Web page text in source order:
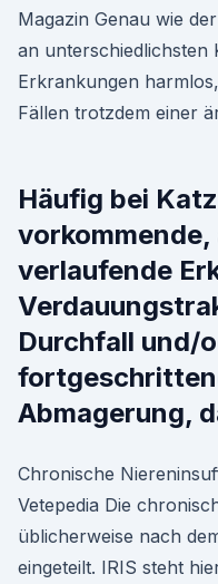
Magazin Genau wie
an unterschiedlichsten
Erkrankungen
Fällen trotzdem einer
Häufig bei
verlaufende
Durchfall und/
Abmagerung,
Chronische
Vetepedia Die
üblicherweise nach
eingeteilt. IRIS steht